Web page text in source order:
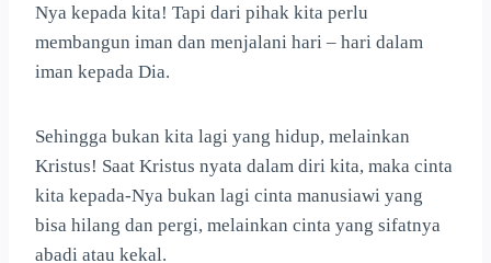
Nya kepada kita! Tapi dari pihak kita perlu
membangun iman dan menjalani hari – hari dalam
iman kepada Dia.
Sehingga bukan kita lagi yang hidup, melainkan
Kristus! Saat Kristus nyata dalam diri kita, maka cinta
kita kepada-Nya bukan lagi cinta manusiawi yang
bisa hilang dan pergi, melainkan cinta yang sifatnya
abadi atau kekal.